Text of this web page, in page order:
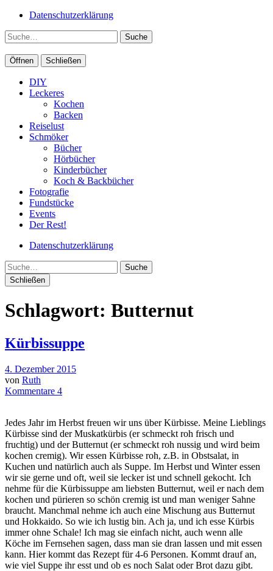
Datenschutzerklärung
Suche
Öffnen Schließen
DIY
Leckeres
Kochen
Backen
Reiselust
Schmöker
Bücher
Hörbücher
Kinderbücher
Koch & Backbücher
Fotografie
Fundstücke
Events
Der Rest!
Datenschutzerklärung
Suche
Schließen
Schlagwort: Butternut
Kürbissuppe
4. Dezember 2015
von Ruth
Kommentare 4
Jedes Jahr im Herbst freuen wir uns über Kürbisse. Meine Lieblings
Kürbisse sind der Muskatkürbis (er schmeckt roh frisch und
fruchtig) und der Butternut (er schmeckt roh nussig und wird beim
kochen cremig). Wir essen Kürbisse roh, z.B. in Obstsalat, in
Kuchen und natürlich auch als Suppe. Im Herbst und Winter essen
wir sie gerne und oft, weil sie lecker ist und schnell gekocht. Ich
nehme für die Kürbissuppe am liebsten Butternut, weil er nach dem
kochen und pürieren so schön cremig ist und man weniger Sahne
braucht. Manchmal nehme ich auch eine Mischung aus Butternut
und Hokkaido. So wie ich lustig bin. Ach ja, und ich esse Kürbis
immer ohne Schale! Ich mag sie einfach nicht, auch wenn alle
Köche im Fernsehen sagen, dass man sie dran lassen und mit essen
kann. Hier kommt das Rezept für 4-6 Personen. Kommt drauf an,
wie viel Suppe ihr esst und ob es noch Salat oder Brot dazu gibt.